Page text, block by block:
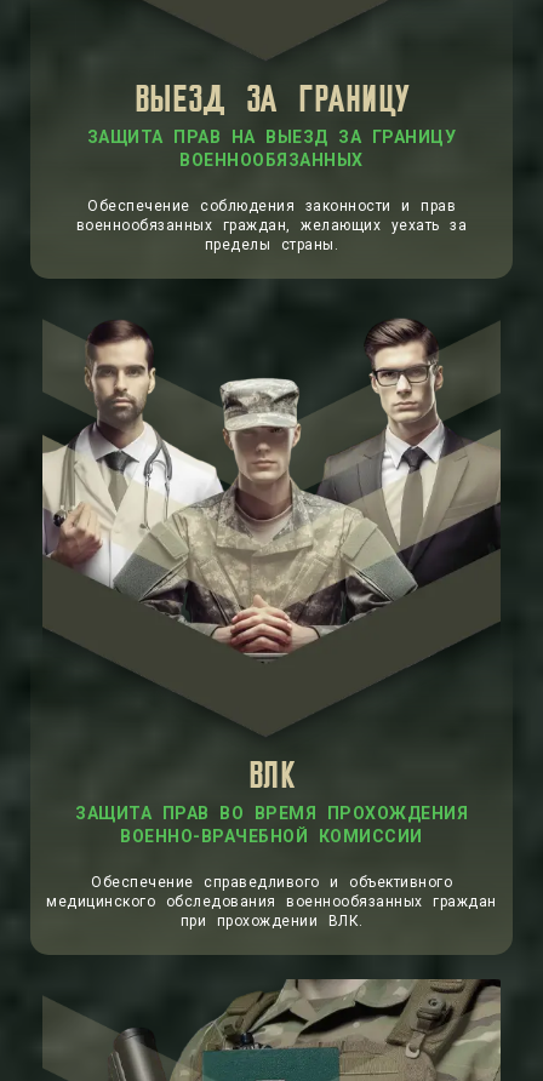
ВЫЕЗД ЗА ГРАНИЦУ
ЗАЩИТА ПРАВ НА ВЫЕЗД ЗА ГРАНИЦУ
ВОЕННООБЯЗАННЫХ
Обеспечение соблюдения законности и прав
военнообязанных граждан, желающих уехать за
пределы страны.
ВЛК
ЗАЩИТА ПРАВ ВО ВРЕМЯ ПРОХОЖДЕНИЯ
ВОЕННО-ВРАЧЕБНОЙ КОМИССИИ
Обеспечение справедливого и объективного
медицинского обследования военнообязанных граждан
при прохождении ВЛК.